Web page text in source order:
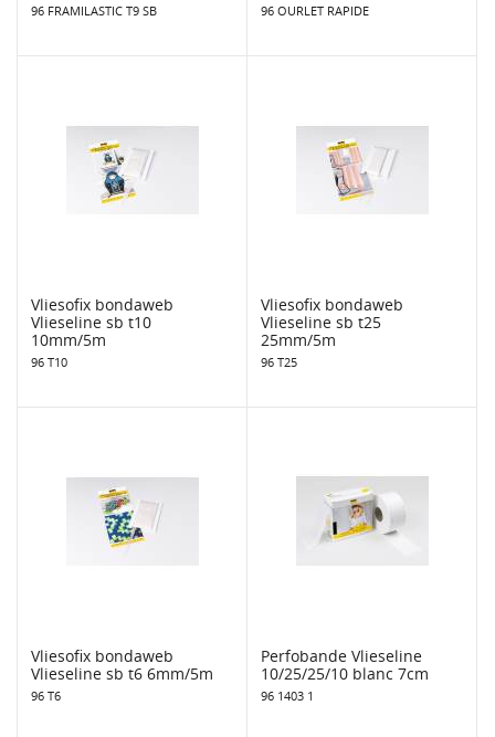
96 FRAMILASTIC T9 SB 96 OURLET RAPIDE
Vliesofix bondaweb
Vlieseline sb t10
10mm/5m
96 T10
Vliesofix bondaweb
Vlieseline sb t25
25mm/5m
96 T25
Vliesofix bondaweb
Vlieseline sb t6 6mm/5m
96 T6
Perfobande Vlieseline
10/25/25/10 blanc 7cm
96 1403 1